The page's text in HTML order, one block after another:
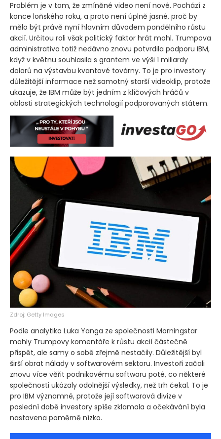
Problém je v tom, že zmíněné video není nové. Pochází z
konce loňského roku, a proto není úplně jasné, proč by
mělo být právě nyní hlavním důvodem pondělního růstu
akcií. Určitou roli však politický faktor hrát mohl. Trumpova
administrativa totiž nedávno znovu potvrdila podporu IBM,
když v květnu souhlasila s grantem ve výši 1 miliardy
dolarů na výstavbu kvantové továrny. To je pro investory
důležitější informace než samotný starší videoklip, protože
ukazuje, že IBM může být jedním z klíčových hráčů v
oblasti strategických technologií podporovaných státem.
Zdroj: Getty Images
Podle analytika Luka Yanga ze společnosti Morningstar
mohly Trumpovy komentáře k růstu akcií částečně
přispět, ale samy o sobě zřejmě nestačily. Důležitější byl
širší obrat nálady v softwarovém sektoru. Investoři začali
znovu více věřit podnikovému softwaru poté, co některé
společnosti ukázaly odolnější výsledky, než trh čekal. To je
pro IBM významné, protože její softwarová divize v
poslední době investory spíše zklamala a očekávání byla
nastavena poměrně nízko.